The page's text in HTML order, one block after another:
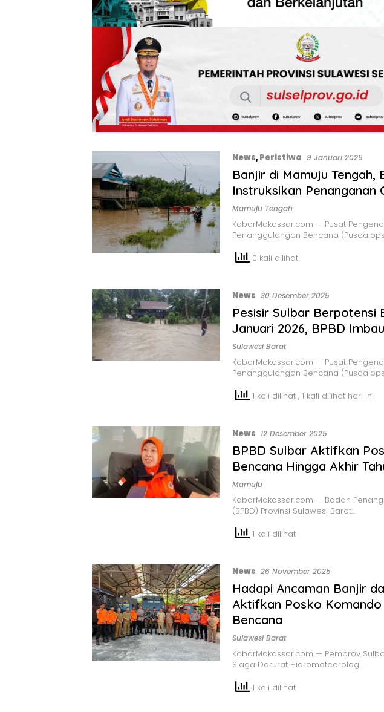
News,Peristiwa 9 Januari 2026
Banjir di Mamuju Tengah,
Instruksikan Penanganan
Mamuju Tengah
KabarMakassar.com — Pusat
Penanggulangan Bencana
0 kali dilihat
News 30 Desember 2025
Pesisir Sulbar Berpotensi
Januari 2026, BPBD
Sulawesi Barat
KabarMakassar.com — Pusat
Penanggulangan Bencana
1 kali dilihat , 1 kali dilihat hari ini
News 12 Desember 2025
BPBD Sulbar Aktifkan
Bencana Hingga Akhir
Mamuju
KabarMakassar.com — Badan
(BPBD) Provinsi Sulawesi Barat…
1 kali dilihat
News 26 November 2025
Hadapi Ancaman Banjir
Aktifkan Posko Komando
Bencana
Sulawesi Barat
KabarMakassar.com — Pemprov
Siaga Darurat Hidrometeorologi…
1 kali dilihat